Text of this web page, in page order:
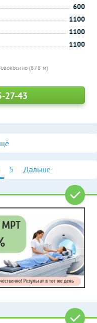
(878 м)
600
1100
1100
1100
27-43
5 Дальше